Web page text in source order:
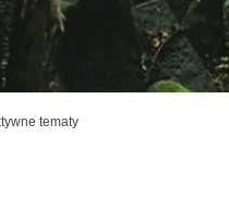
tematy